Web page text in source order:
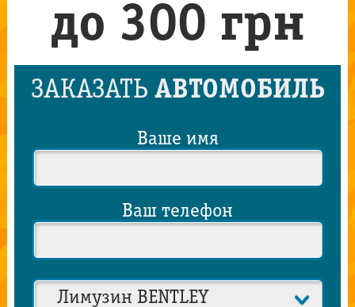
до 300 грн
ЗАКАЗАТЬ АВТОМОБИЛЬ
Ваше имя
Ваш телефон